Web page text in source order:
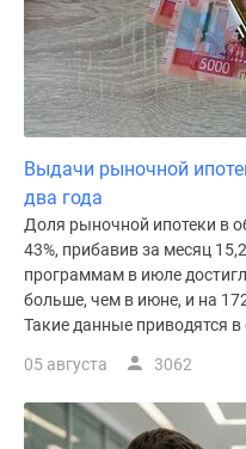
Скидки
акции
Макс
Выдачи рыночной
два года
Доля рыночной ипотеки в
43%, прибавив за месяц
программам в июле
больше, чем в июне, и на
Такие данные приводятся
05 августа 3062